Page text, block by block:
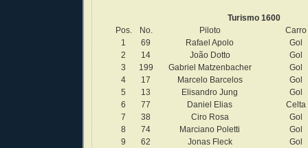
Turismo 1600
Pos.
No. Piloto
Carro
1
69 Rafael Apolo
Gol
2
14 João Dotto
Gol
3
199 Gabriel Matzenbacher
Gol
4
17 Marcelo Barcelos
Gol
5
13 Elisandro Jung
Gol
6
77 Daniel Elias
Celta
7
38 Ciro Rosa
Gol
8
74 Marciano Poletti
Gol
9
62 Jonas Fleck
Gol